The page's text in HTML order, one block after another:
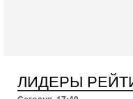
Тайны закрытых
молчат Трамп и
ЛИДЕРЫ